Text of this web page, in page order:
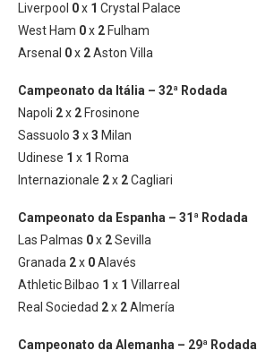
Liverpool 0x 1 Crystal Palace
West Ham 0x 2 Fulham
Arsenal 0x 2Aston Villa
Campeonato da Itália – 32ª Rodada
Napoli 2x 2 Frosinone
Sassuolo 3 x3 Milan
Udinese 1 x 1 Roma
Internazionale 2x 2Cagliari
Campeonato da Espanha – 31ª Rodada
Las Palmas 0x 2Sevilla
Granada 2x 0Alavés
Athletic Bilbao 1 x 1 Villarreal
Real Sociedad 2x 2Almería
Campeonato da Alemanha – 29ª Rodada